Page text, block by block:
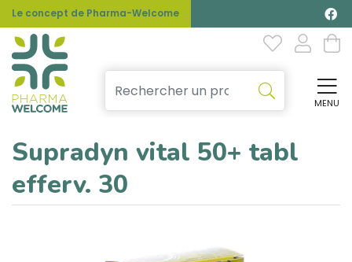
Le concept de Pharma-Welcome
MENU
Supradyn vital 50+ tabl
efferv. 30